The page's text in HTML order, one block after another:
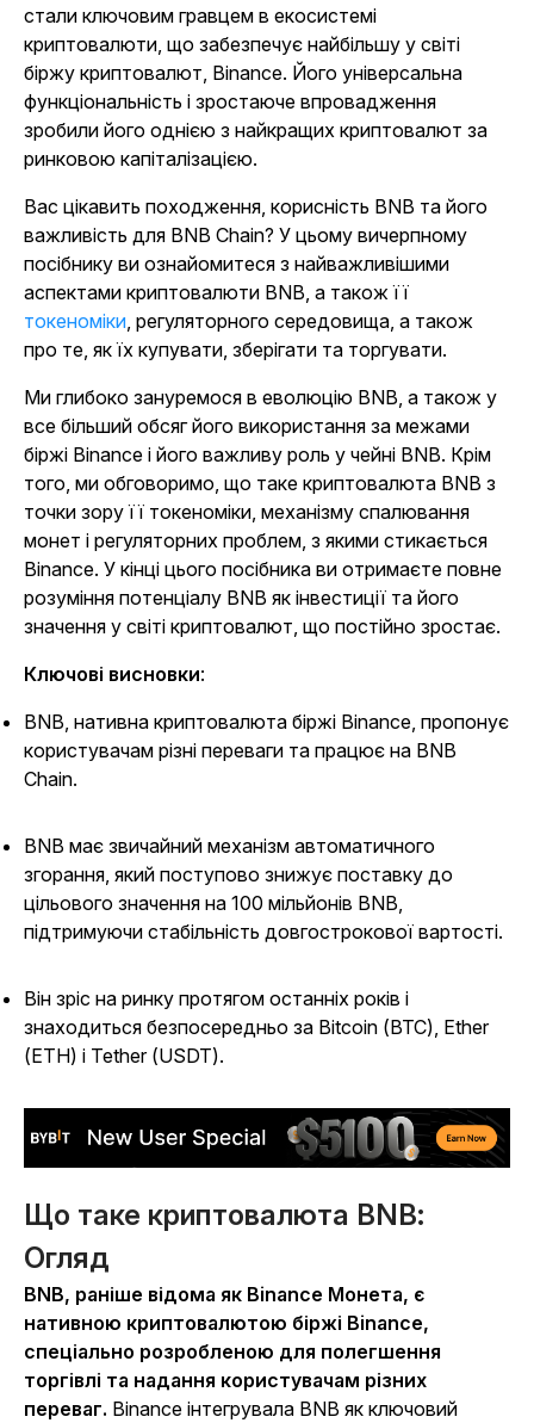
стали ключовим гравцем в екосистемі
криптовалюти, що забезпечує найбільшу у світі
біржу криптовалют, Binance. Його універсальна
функціональність і зростаюче впровадження
зробили його однією з найкращих криптовалют за
ринковою капіталізацією.
Вас цікавить походження, корисність BNB та його
важливість для BNB Chain? У цьому вичерпному
посібнику ви ознайомитеся з найважливішими
аспектами криптовалюти BNB, а також її
токеноміки, регуляторного середовища, а також
про те, як їх купувати, зберігати та торгувати.
Ми глибоко зануремося в еволюцію BNB, а також у
все більший обсяг його використання за межами
біржі Binance і його важливу роль у чейні BNB. Крім
того, ми обговоримо, що таке криптовалюта BNB з
точки зору її токеноміки, механізму спалювання
монет і регуляторних проблем, з якими стикається
Binance. У кінці цього посібника ви отримаєте повне
розуміння потенціалу BNB як інвестиції та його
значення у світі криптовалют, що постійно зростає.
Ключові висновки:
BNB, нативна криптовалюта біржі Binance, пропонує
користувачам різні переваги та працює на BNB
Chain.
BNB має звичайний механізм автоматичного
згорання, який поступово знижує поставку до
цільового значення на 100 мільйонів BNB,
підтримуючи стабільність довгострокової вартості.
Він зріс на ринку протягом останніх років і
знаходиться безпосередньо за Bitcoin (BTC), Ether
(ETH) і Tether (USDT).
Що таке криптовалюта BNB:
Огляд
BNB, раніше відома як Binance Монета, є
нативною криптовалютою біржі Binance,
спеціально розробленою для полегшення
торгівлі та надання користувачам різних
переваг. Binance інтегрувала BNB як ключовий